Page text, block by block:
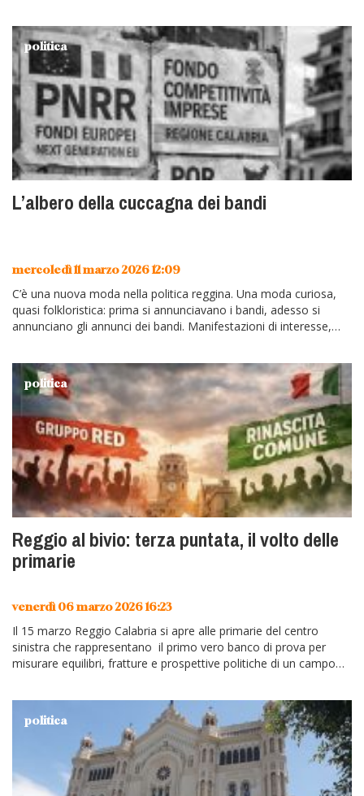
politica
L’albero della cuccagna dei bandi
mercoledì 11 marzo 2026 12:09
C’è una nuova moda nella politica reggina. Una moda curiosa,
quasi folkloristica: prima si annunciavano i bandi, adesso si
annunciano gli annunci dei bandi. Manifestazioni di interesse,
politica
Reggio al bivio: terza puntata, il volto delle
primarie
venerdì 06 marzo 2026 16:23
Il 15 marzo Reggio Calabria si apre alle primarie del centro
sinistra che rappresentano il primo vero banco di prova per
misurare equilibri, fratture e prospettive politiche di un campo…
politica